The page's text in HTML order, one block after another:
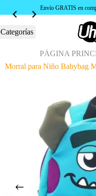
Envío GRATIS en
Categorías
PÁGINA
Morral para Niño Babybag